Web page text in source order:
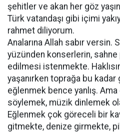
şehitler ve akan her göz
Türk vatandaşı gibi içimi
rahmet diliyorum.
Analarına Allah sabır versin.
yüzünden konserlerin, sahne
edilmesi istenmekte.
yaşanırken toprağa bu
eğlenmek bence yanlış.
söylemek, müzik dinlemek
Eğlenmek çok göreceli bir
gitmekte, denize girmekte,